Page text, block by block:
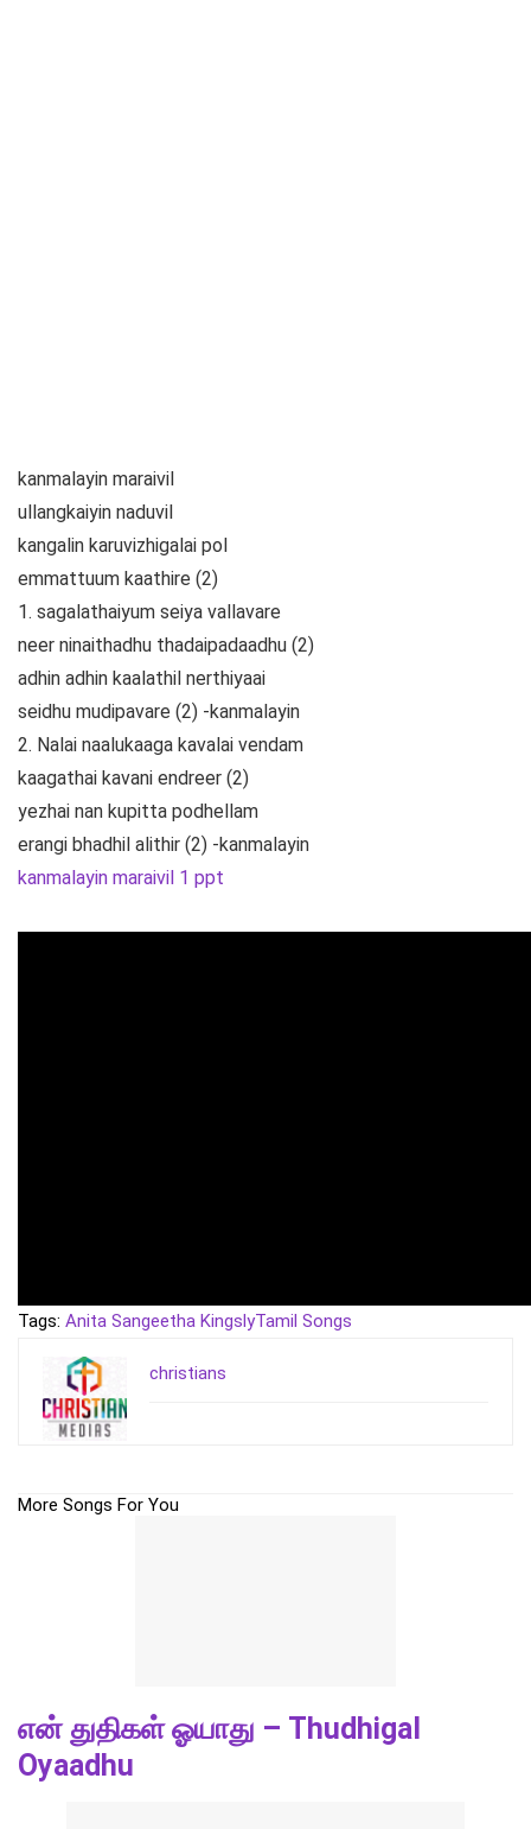
kanmalayin maraivil
ullangkaiyin naduvil
kangalin karuvizhigalai pol
emmattuum kaathire (2)
1. sagalathaiyum seiya vallavare
neer ninaithadhu thadaipadaadhu (2)
adhin adhin kaalathil nerthiyaai
seidhu mudipavare (2) -kanmalayin
2. Nalai naalukaaga kavalai vendam
kaagathai kavani endreer (2)
yezhai nan kupitta podhellam
erangi bhadhil alithir (2) -kanmalayin
kanmalayin maraivil 1 ppt
Tags: Anita Sangeetha KingslyTamil Songs
christians
More Songs For You
என் துதிகள் ஓயாது – Thudhigal
Oyaadhu